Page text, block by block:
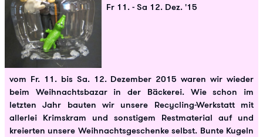
Fr 11.-Sa 12. Dez. '15
vom Fr. 11. bis Sa. 12. Dezember 2015 waren wir wieder
beim Weihnachtsbazar in der Bäckerei. Wie schon im
letzten Jahr bauten wir unsere Recycling-Werkstatt mit
allerlei Krimskram und sonstigem Restmaterial auf und
kreierten unsere Weihnachtsgeschenke selbst. Bunte Kugeln